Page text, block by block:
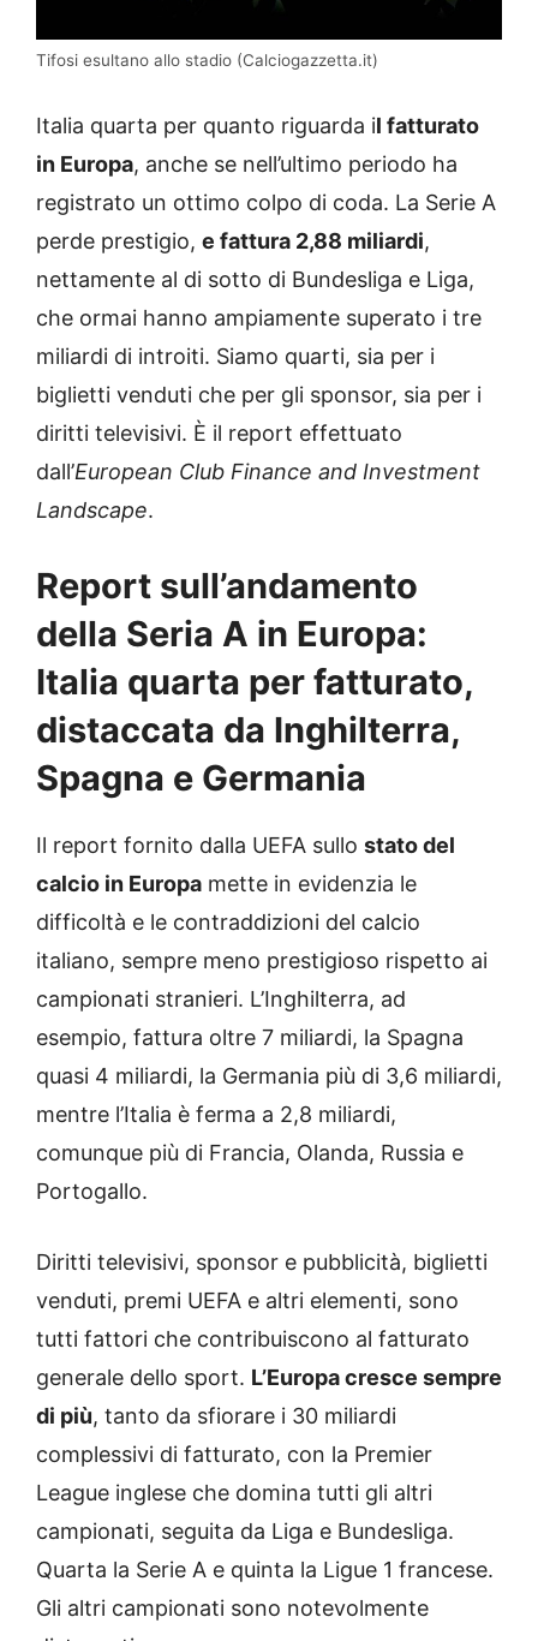
Tifosi esultano allo stadio (Calciogazzetta.it)
Italia quarta per quanto riguarda il fatturato
in Europa, anche se nell’ultimo periodo ha
registrato un ottimo colpo di coda. La Serie A
perde prestigio, e fattura 2,88 miliardi,
nettamente al di sotto di Bundesliga e Liga,
che ormai hanno ampiamente superato i tre
miliardi di introiti. Siamo quarti, sia per i
biglietti venduti che per gli sponsor, sia per i
diritti televisivi. È il report effettuato
dall’European Club Finance and Investment
Landscape.
Report sull’andamento
della Seria A in Europa:
Italia quarta per fatturato,
distaccata da Inghilterra,
Spagna e Germania
Il report fornito dalla UEFA sullo stato del
calcio in Europa mette in evidenzia le
difficoltà e le contraddizioni del calcio
italiano, sempre meno prestigioso rispetto ai
campionati stranieri. L’Inghilterra, ad
esempio, fattura oltre 7 miliardi, la Spagna
quasi 4 miliardi, la Germania più di 3,6 miliardi,
mentre l’Italia è ferma a 2,8 miliardi,
comunque più di Francia, Olanda, Russia e
Portogallo.
Diritti televisivi, sponsor e pubblicità, biglietti
venduti, premi UEFA e altri elementi, sono
tutti fattori che contribuiscono al fatturato
generale dello sport. L’Europa cresce sempre
di più, tanto da sfiorare i 30 miliardi
complessivi di fatturato, con la Premier
League inglese che domina tutti gli altri
campionati, seguita da Liga e Bundesliga.
Quarta la Serie A e quinta la Ligue 1 francese.
Gli altri campionati sono notevolmente